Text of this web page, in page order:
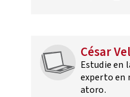
César
Estudie en
experto en
atoro.